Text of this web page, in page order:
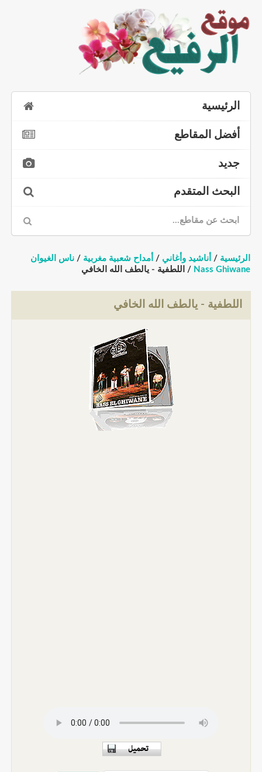
الرئيسية
أفضل المقاطع
جديد
البحث المتقدم
الرئيسية / أناشيد وأغاني / أمداح شعبية مغربية / ناس الغيوان
Nass Ghiwane / اللطفية - يالطف الله الخافي
اللطفية - يالطف الله الخافي